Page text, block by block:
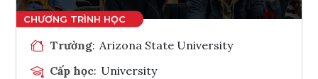
Trường: Arizona State University
Cấp học: University